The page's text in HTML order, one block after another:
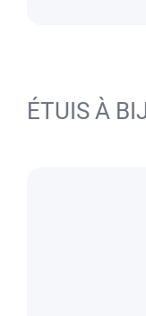
ÉTUIS À